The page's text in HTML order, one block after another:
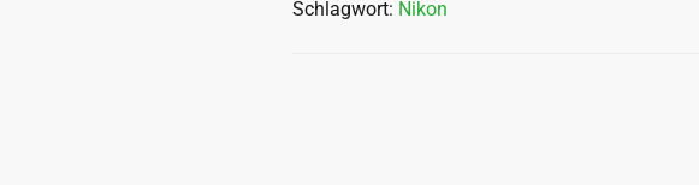
Schlagwort: Nikon